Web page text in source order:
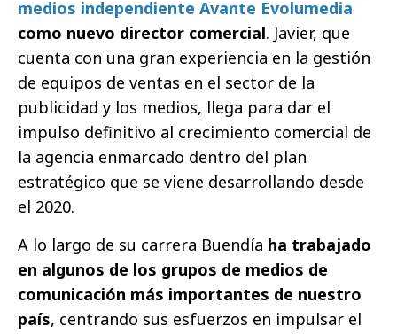
medios independiente Avante Evolumedia
como nuevo director comercial. Javier, que
cuenta con una gran experiencia en la gestión
de equipos de ventas en el sector de la
publicidad y los medios, llega para dar el
impulso definitivo al crecimiento comercial de
la agencia enmarcado dentro del plan
estratégico que se viene desarrollando desde
el 2020.
A lo largo de su carrera Buendía ha trabajado
en algunos de los grupos de medios de
comunicación más importantes de nuestro
país, centrando sus esfuerzos en impulsar el